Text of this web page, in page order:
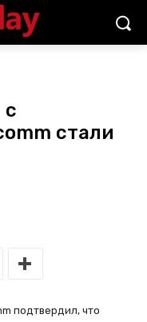
стали
подтвердил, что